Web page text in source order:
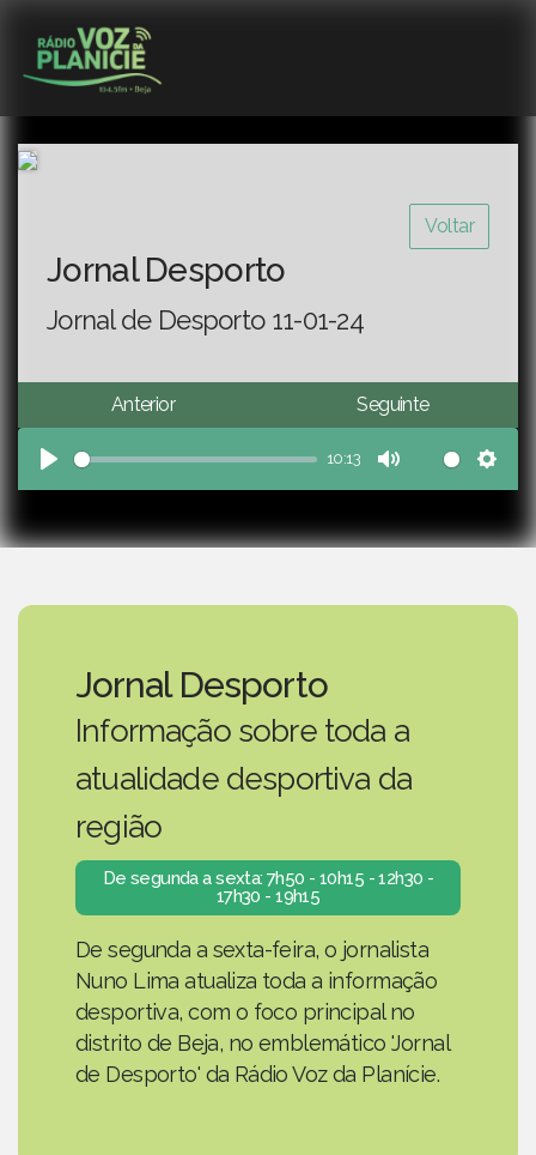
Voltar
Jornal Desporto
Jornal de Desporto 11-01-24
Anterior Seguinte
Play
10:13
Mute
Jornal Desporto
Informação sobre toda a
atualidade desportiva da
região
De segunda a sexta: 7h50 - 10h15 - 12h30 -
17h30 - 19h15
De segunda a sexta-feira, o jornalista
Nuno Lima atualiza toda a informação
desportiva, com o foco principal no
distrito de Beja, no emblemático 'Jornal
de Desporto' da Rádio Voz da Planície.